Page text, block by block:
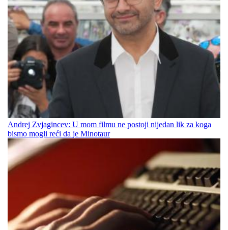
Andrej Zvjagincev: U mom filmu ne postoji nijedan lik za koga
bismo mogli reći da je Minotaur